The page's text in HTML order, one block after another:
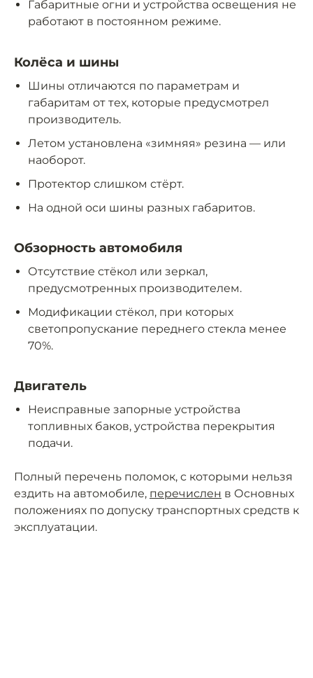
Габаритные огни и устройства освещения не
работают в постоянном режиме.
Колёса и шины
Шины отличаются по параметрам и
габаритам от тех, которые предусмотрел
производитель.
Летом установлена «зимняя» резина — или
наоборот.
Протектор слишком стёрт.
На одной оси шины разных габаритов.
Обзорность автомобиля
Отсутствие стёкол или зеркал,
предусмотренных производителем.
Модификации стёкол, при которых
светопропускание переднего стекла менее
70%.
Двигатель
Неисправные запорные устройства
топливных баков, устройства перекрытия
подачи.
Полный перечень поломок, с которыми нельзя
ездить на автомобиле, перечислен в Основных
положениях по допуску транспортных средств к
эксплуатации.